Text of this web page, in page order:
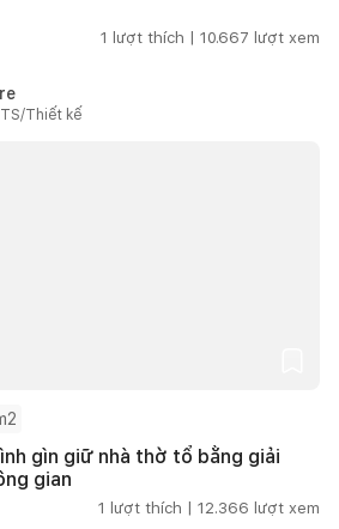
1 lượt thích | 10.667 lượt xem
Thiết kế
gìn giữ nhà thờ tổ bằng giải
gian
1 lượt thích | 12.366 lượt xem